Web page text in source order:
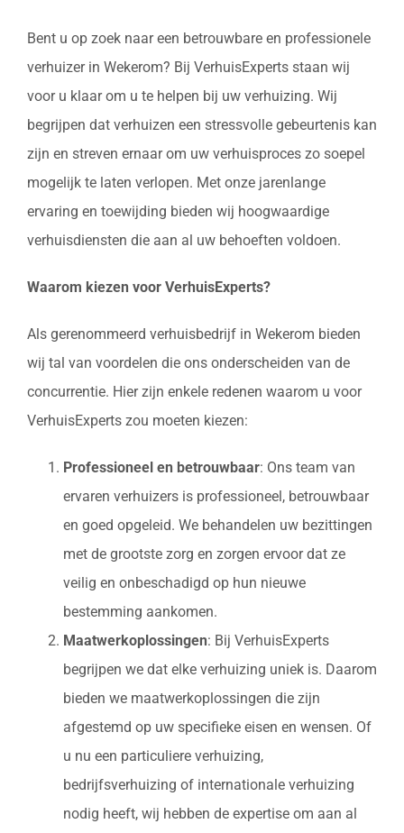
Bent u op zoek naar een betrouwbare en professionele
verhuizer in Wekerom? Bij VerhuisExperts staan wij
voor u klaar om u te helpen bij uw verhuizing. Wij
begrijpen dat verhuizen een stressvolle gebeurtenis kan
zijn en streven ernaar om uw verhuisproces zo soepel
mogelijk te laten verlopen. Met onze jarenlange
ervaring en toewijding bieden wij hoogwaardige
verhuisdiensten die aan al uw behoeften voldoen.
Waarom kiezen voor VerhuisExperts?
Als gerenommeerd verhuisbedrijf in Wekerom bieden
wij tal van voordelen die ons onderscheiden van de
concurrentie. Hier zijn enkele redenen waarom u voor
VerhuisExperts zou moeten kiezen:
Professioneel en betrouwbaar: Ons team van
ervaren verhuizers is professioneel, betrouwbaar
en goed opgeleid. We behandelen uw bezittingen
met de grootste zorg en zorgen ervoor dat ze
veilig en onbeschadigd op hun nieuwe
bestemming aankomen.
Maatwerkoplossingen: Bij VerhuisExperts
begrijpen we dat elke verhuizing uniek is. Daarom
bieden we maatwerkoplossingen die zijn
afgestemd op uw specifieke eisen en wensen. Of
u nu een particuliere verhuizing,
bedrijfsverhuizing of internationale verhuizing
nodig heeft, wij hebben de expertise om aan al